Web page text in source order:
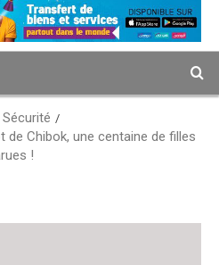
Sécurité
de Chibok, une centaine de filles
!